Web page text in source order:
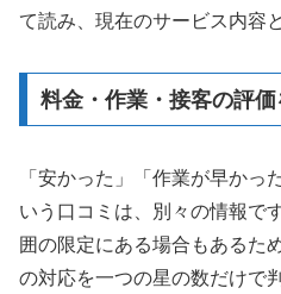
て読み、現在のサービス内容
料金・作業・接客の評
「安かった」「作業が早かっ
いう口コミは、別々の情報で
囲の限定にある場合もあるた
の対応を一つの星の数だけで